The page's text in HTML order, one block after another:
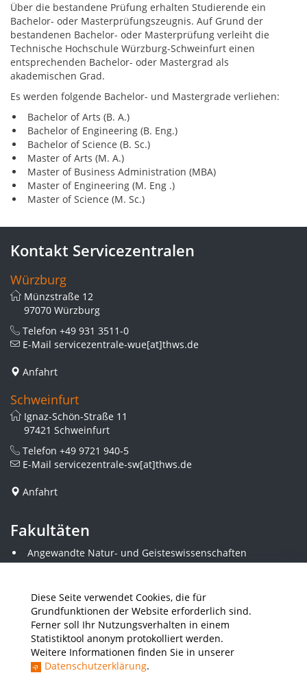
Diese Seite verwendet Cookies, die für
Grundfunktionen der Website erforderlich sind.
Ferner soll Ihr Nutzungsverhalten in einem
Statistiktool anonym protokolliert werden.
Weitere Informationen finden Sie in unserer
Datenschutzerklärung.
Über die bestandene Prüfung erhalten Studierende ein
Bachelor- oder Masterprüfungszeugnis. Auf Grund der
bestandenen Bachelor- oder Masterprüfung verleiht die
Technische Hochschule Würzburg-Schweinfurt einen
entsprechenden Bachelor- oder Mastergrad als
akademischen Grad.
Es werden folgende Bachelor- und Mastergrade verliehen:
Bachelor of Arts (B. A.)
Bachelor of Engineering (B. Eng.)
Bachelor of Science (B. Sc.)
Master of Arts (M. A.)
Master of Business Administration (MBA)
Master of Engineering (M. Eng .)
Master of Science (M. Sc.)
Kontakt Servicezentralen
Würzburg
Münzstraße 12
97070 Würzburg
Telefon +49 931 3511-0
E-Mail servicezentrale-wue[at]thws.de
Anfahrt
Schweinfurt
Ignaz-Schön-Straße 11
97421 Schweinfurt
Telefon +49 9721 940-5
E-Mail servicezentrale-sw[at]thws.de
Anfahrt
Fakultäten
Angewandte Natur- und Geisteswissenschaften
Angewandte Sozialwissenschaften
Elektrotechnik
Gestaltung
Informatik und Wirtschaftsinformatik
Kunststofftechnik und Vermessung
Maschinenbau
THWS Business School